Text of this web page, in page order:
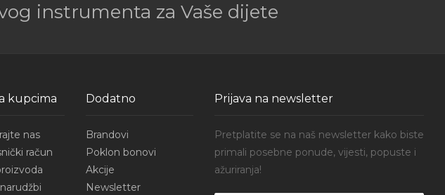
instrumenta za Vaše dijete
kupcima
nas
račun
Dodatno
Brandovi
Poklon bonovi
Akcije
Newsletter
Prijava na newsletter
Pretplatite se na naš newsletter kako biste
primali posebne ponude, vijesti, popuste i
ažuriranja!